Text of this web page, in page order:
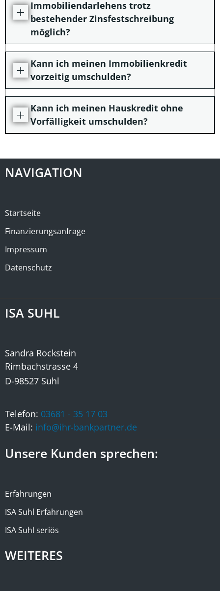
Immobiliendarlehens trotz
bestehender Zinsfestschreibung
möglich?
Kann ich meinen Immobilienkredit
vorzeitig umschulden?
Kann ich meinen Hauskredit ohne
Vorfälligkeit umschulden?
NAVIGATION
Startseite
Finanzierungsanfrage
Impressum
Datenschutz
ISA SUHL
Sandra Rockstein
Rimbachstrasse 4
D-98527 Suhl
Telefon: 03681 - 35 17 03
E-Mail: info@ihr-bankpartner.de
Unsere Kunden sprechen:
Erfahrungen
ISA Suhl Erfahrungen
ISA Suhl seriös
WEITERES